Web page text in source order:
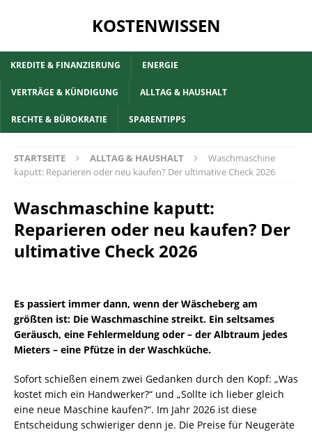
KOSTENWISSEN
KREDITE & FINANZIERUNG ENERGIE
VERTRÄGE & KÜNDIGUNG ALLTAG & HAUSHALT
RECHTE & BÜROKRATIE SPARENTIPPS
STARTSEITE ALLTAG & HAUSHALT
Waschmaschine
kaputt: Reparieren oder neu kaufen? Der ultimative Check 2026
Waschmaschine kaputt:
Reparieren oder neu kaufen? Der
ultimative Check 2026
Es passiert immer dann, wenn der Wäscheberg am
größten ist: Die Waschmaschine streikt. Ein seltsames
Geräusch, eine Fehlermeldung oder – der Albtraum jedes
Mieters – eine Pfütze in der Waschküche.
Sofort schießen einem zwei Gedanken durch den Kopf: „Was
kostet mich ein Handwerker?“ und „Sollte ich lieber gleich
eine neue Maschine kaufen?“. Im Jahr 2026 ist diese
Entscheidung schwieriger denn je. Die Preise für Neugeräte